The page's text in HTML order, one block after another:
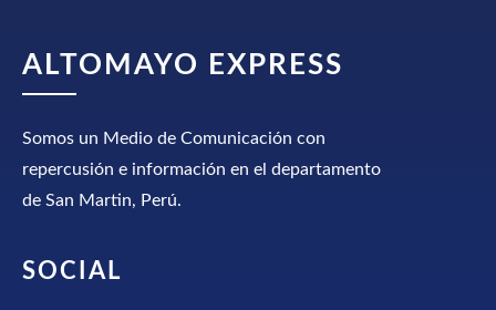
ALTOMAYO EXPRESS
Somos un Medio de Comunicación con
repercusión e información en el departamento
de San Martin, Perú.
SOCIAL